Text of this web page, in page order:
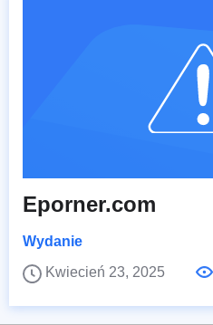
Eporner.com
Wydanie
Kwiecień 23, 2025